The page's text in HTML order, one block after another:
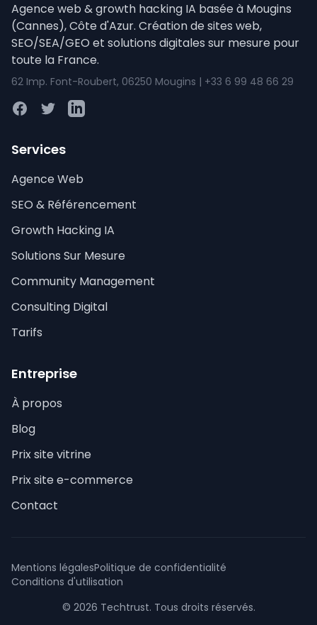
Agence web & growth hacking IA basée à Mougins
(Cannes), Côte d'Azur. Création de sites web,
SEO/SEA/GEO et solutions digitales sur mesure pour
toute la France.
62 Imp. Font-Roubert, 06250 Mougins | +33 6 99 48 66 29
FacebookTwitterLinkedIn
Services
Agence Web
SEO & Référencement
Growth Hacking IA
Solutions Sur Mesure
Community Management
Consulting Digital
Tarifs
Entreprise
À propos
Blog
Prix site vitrine
Prix site e-commerce
Contact
Mentions légalesPolitique de confidentialité
Conditions d'utilisation
© 2026 Techtrust. Tous droits réservés.